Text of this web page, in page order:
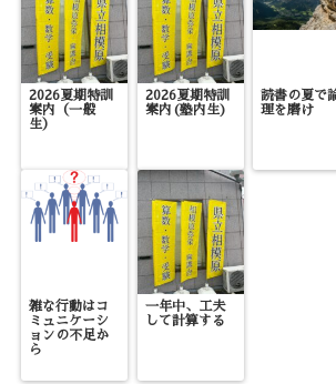
2026夏期特訓
案内（一般
生）
2026夏期特訓
案内(塾内生)
読書の夏で
理を磨け
雑な行動はコ
ミュニケーシ
ョンの不足か
ら
一年中、工夫
して計算する